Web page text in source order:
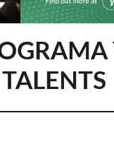
TALENTS